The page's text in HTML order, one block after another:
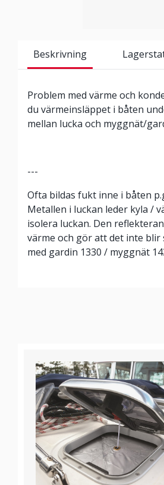
Beskrivning
Problem med värme och
du värmeinsläppet i båten
mellan lucka och myggnät/
---
Ofta bildas fukt inne i båten
Metallen i luckan leder kyla /
isolera luckan. Den
värme och gör att det inte blir
med gardin 1330 / myggnät